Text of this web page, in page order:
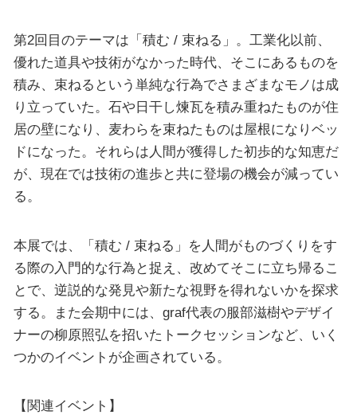
第2回目のテーマは「積む / 束ねる」。工業化以前、
優れた道具や技術がなかった時代、そこにあるものを
積み、束ねるという単純な行為でさまざまなモノは成
り立っていた。石や日干し煉瓦を積み重ねたものが住
居の壁になり、麦わらを束ねたものは屋根になりベッ
ドになった。それらは人間が獲得した初歩的な知恵だ
が、現在では技術の進歩と共に登場の機会が減ってい
る。
本展では、「積む / 束ねる」を人間がものづくりをす
る際の入門的な行為と捉え、改めてそこに立ち帰るこ
とで、逆説的な発見や新たな視野を得れないかを探求
する。また会期中には、graf代表の服部滋樹やデザイ
ナーの柳原照弘を招いたトークセッションなど、いく
つかのイベントが企画されている。
【関連イベント】